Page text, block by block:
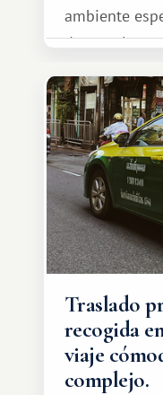
ambiente
de esos
Traslado
recogida
viaje
complejo.